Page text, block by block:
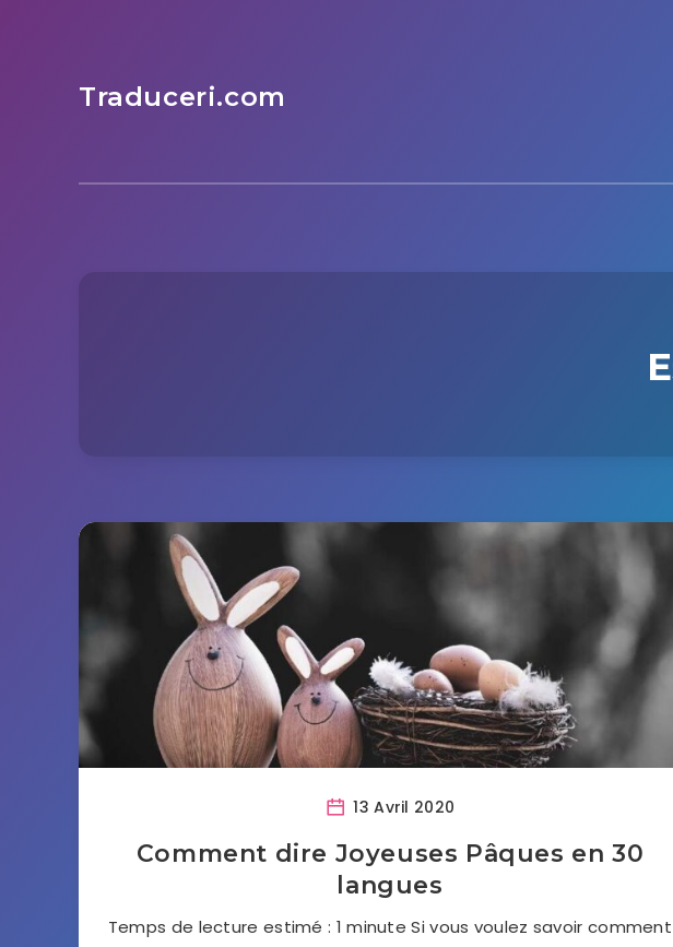
Traduceri.com
13 Avril 2020
Comment dire Joyeuses Pâques en 30
langues
Temps de lecture estimé : 1 minute Si vous voulez savoir comment